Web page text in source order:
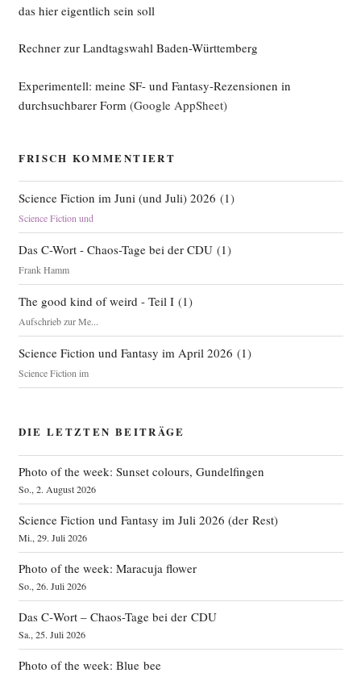
das hier eigentlich sein soll
Rechner zur Landtagswahl Baden-Württemberg
Experimentell: meine SF- und Fantasy-Rezensionen in
durchsuchbarer Form (Google AppSheet)
FRISCH KOMMENTIERT
Science Fiction im Juni (und Juli) 2026 (1)
Science Fiction und
Das C-Wort - Chaos-Tage bei der CDU(1)
Frank Hamm
The good kind of weird - Teil I(1)
Aufschrieb zur Me...
Science Fiction und Fantasy im April 2026 (1)
Science Fiction im
DIE LETZTEN BEITRÄGE
Photo of the week: Sunset colours, Gundelfingen
So., 2. August 2026
Science Fiction und Fantasy im Juli 2026 (der Rest)
Mi., 29. Juli 2026
Photo of the week: Maracuja flower
So., 26. Juli 2026
Das C‑Wort – Chaos-Tage bei der CDU
Sa., 25. Juli 2026
Photo of the week: Blue bee